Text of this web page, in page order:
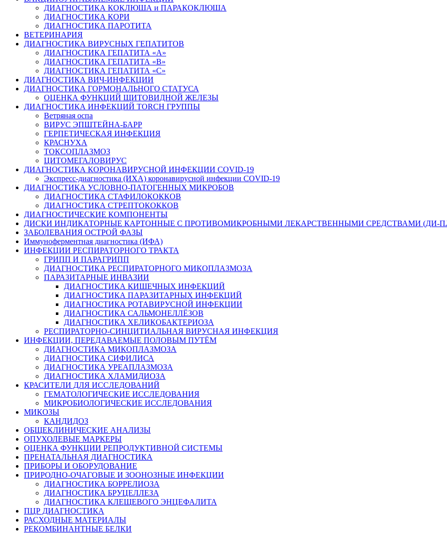
ДИАГНОСТИКА КОКЛЮША и ПАРАКОКЛЮША
ДИАГНОСТИКА КОРИ
ДИАГНОСТИКА ПАРОТИТА
ВЕТЕРИНАРИЯ
ДИАГНОСТИКА ВИРУСНЫХ ГЕПАТИТОВ
ДИАГНОСТИКА ГЕПАТИТА «А»
ДИАГНОСТИКА ГЕПАТИТА «В»
ДИАГНОСТИКА ГЕПАТИТА «С»
ДИАГНОСТИКА ВИЧ-ИНФЕКЦИИ
ДИАГНОСТИКА ГОРМОНАЛЬНОГО СТАТУСА
ОЦЕНКА ФУНКЦИЙ ЩИТОВИДНОЙ ЖЕЛЕЗЫ
ДИАГНОСТИКА ИНФЕКЦИЙ TORCH ГРУППЫ
Ветряная оспа
ВИРУС ЭПШТЕЙНА-БАРР
ГЕРПЕТИЧЕСКАЯ ИНФЕКЦИЯ
КРАСНУХА
ТОКСОПЛАЗМОЗ
ЦИТОМЕГАЛОВИРУС
ДИАГНОСТИКА КОРОНАВИРУСНОЙ ИНФЕКЦИИ COVID-19
Экспресс-диагностика (ИХА) коронавирусной инфекции COVID-19
ДИАГНОСТИКА УСЛОВНО-ПАТОГЕННЫХ МИКРОБОВ
ДИАГНОСТИКА СТАФИЛОКОККОВ
ДИАГНОСТИКА СТРЕПТОКОККОВ
ДИАГНОСТИЧЕСКИЕ КОМПОНЕНТЫ
ДИСКИ ИНДИКАТОРНЫЕ КАРТОННЫЕ С ПРОТИВОМИКРОБНЫМИ ЛЕКАРСТВЕННЫМИ СРЕДСТВАМИ (ДИ-
ЗАБОЛЕВАНИЯ ОСТРОЙ ФАЗЫ
Иммуноферментная диагностика (ИФА)
ИНФЕКЦИИ РЕСПИРАТОРНОГО ТРАКТА
ГРИПП И ПАРАГРИПП
ДИАГНОСТИКА РЕСПИРАТОРНОГО МИКОПЛАЗМОЗА
ПАРАЗИТАРНЫЕ ИНВАЗИИ
ДИАГНОСТИКА КИШЕЧНЫХ ИНФЕКЦИЙ
ДИАГНОСТИКА ПАРАЗИТАРНЫХ ИНФЕКЦИЙ
ДИАГНОСТИКА РОТАВИРУСНОЙ ИНФЕКЦИИ
ДИАГНОСТИКА САЛЬМОНЕЛЛЁЗОВ
ДИАГНОСТИКА ХЕЛИКОБАКТЕРИОЗА
РЕСПИРАТОРНО-СИНЦИТИАЛЬНАЯ ВИРУСНАЯ ИНФЕКЦИЯ
ИНФЕКЦИИ, ПЕРЕДАВАЕМЫЕ ПОЛОВЫМ ПУТЁМ
ДИАГНОСТИКА МИКОПЛАЗМОЗА
ДИАГНОСТИКА СИФИЛИСА
ДИАГНОСТИКА УРЕАПЛАЗМОЗА
ДИАГНОСТИКА ХЛАМИДИОЗА
КРАСИТЕЛИ ДЛЯ ИССЛЕДОВАНИЙ
ГЕМАТОЛОГИЧЕСКИЕ ИССЛЕДОВАНИЯ
МИКРОБИОЛОГИЧЕСКИЕ ИССЛЕДОВАНИЯ
МИКОЗЫ
КАНДИДОЗ
ОБЩЕКЛИНИЧЕСКИЕ АНАЛИЗЫ
ОПУХОЛЕВЫЕ МАРКЕРЫ
ОЦЕНКА ФУНКЦИИ РЕПРОДУКТИВНОЙ СИСТЕМЫ
ПРЕНАТАЛЬНАЯ ДИАГНОСТИКА
ПРИБОРЫ И ОБОРУДОВАНИЕ
ПРИРОДНО-ОЧАГОВЫЕ И ЗООНОЗНЫЕ ИНФЕКЦИИ
ДИАГНОСТИКА БОРРЕЛИОЗА
ДИАГНОСТИКА БРУЦЕЛЛЕЗА
ДИАГНОСТИКА КЛЕЩЕВОГО ЭНЦЕФАЛИТА
ПЦР ДИАГНОСТИКА
РАСХОДНЫЕ МАТЕРИАЛЫ
РЕКОМБИНАНТНЫЕ БЕЛКИ